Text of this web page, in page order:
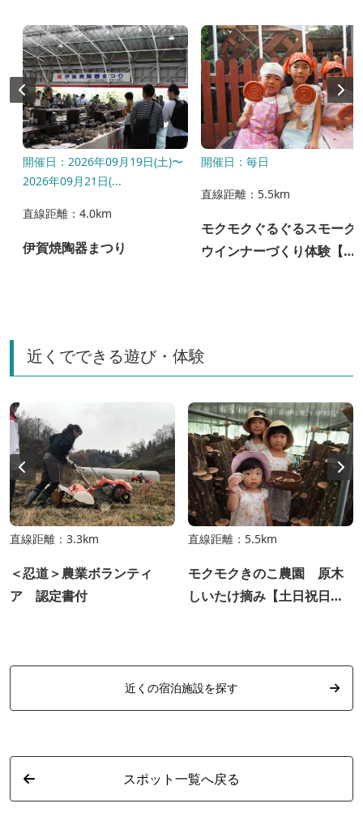
開催日：2026年09月19日(土)〜
2026年09月21日(...
直線距離：4.0km
伊賀焼陶器まつり
開催日：毎日
直線距離：5.5km
モクモクぐるぐるスモーク
ウインナーづくり体験【毎
近くでできる遊び・体験
直線距離：3.3km
＜忍道＞農業ボランティ
ア 認定書付
直線距離：5.5km
モクモクきのこ農園 原木
しいたけ摘み【土日祝日開
近くの宿泊施設を探す
スポット一覧へ戻る